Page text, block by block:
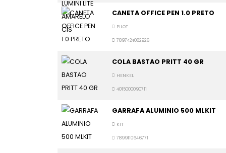
CANETA OFFICE PEN 1.0 PRETO
PILOT
7897424082926
COLA BASTAO PRITT 40 GR
HENKEL
4015000090711
GARRAFA ALUMINIO 500 MLKIT
KIT
7899110646771